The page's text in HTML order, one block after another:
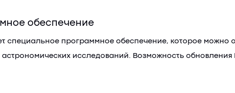
обеспечение
специальное программное обеспечение, которое можно
исследований. Возможность